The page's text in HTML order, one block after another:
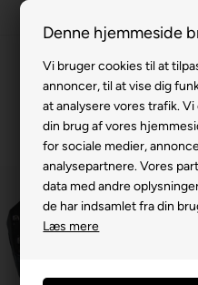
Denne hjemmeside
Vi bruger cookies til at
annoncer, til at vise dig
at analysere vores trafik.
din brug af vores
for sociale medier,
analysepartnere. Vores
data med andre
de har indsamlet fra din
Læs mere
Gratis
3
63